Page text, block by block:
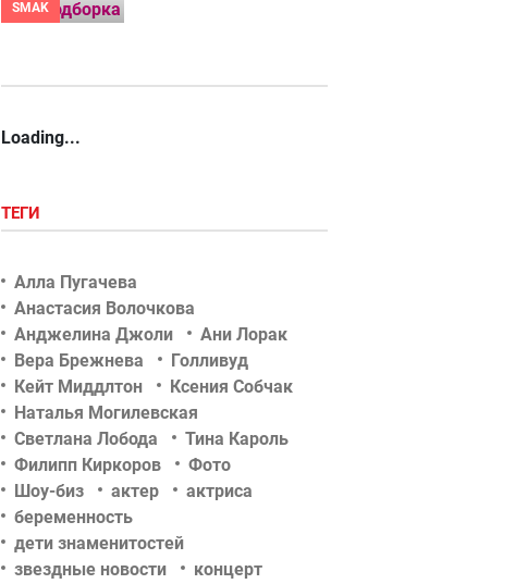
SMAK
Loading...
ТЕГИ
Алла Пугачева
Анастасия Волочкова
Анджелина Джоли
Ани Лорак
Вера Брежнева
Голливуд
Кейт Миддлтон
Ксения Собчак
Наталья Могилевская
Светлана Лобода
Тина Кароль
Филипп Киркоров
Фото
Шоу-биз
актер
актриса
беременность
дети знаменитостей
звездные новости
концерт